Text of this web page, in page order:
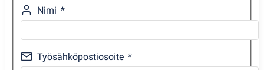
Nimi
Työsähköpostiosoite